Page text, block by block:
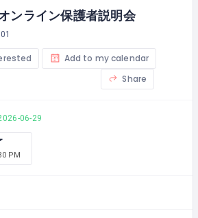
ンライン保護者説明会
Add to my calendar
Share
06-29
PM